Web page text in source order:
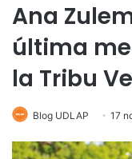
Ana
última
la Tribu
Blog UDLAP 17